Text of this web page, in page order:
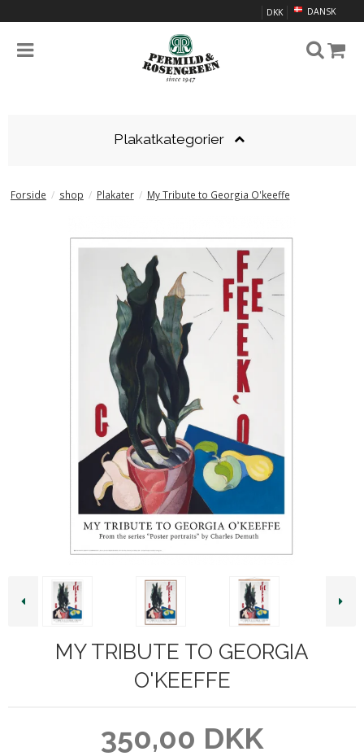
DANSK
DKK
Plakatkategorier
Forside / shop / Plakater / My Tribute to Georgia O'keeffe
MY TRIBUTE TO GEORGIA
O'KEEFFE
350,00 DKK